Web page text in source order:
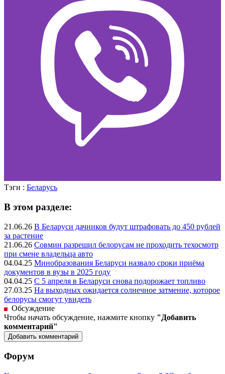
Тэги : Беларусь
В этом разделе:
21.06.26 В Беларуси дачников будут штрафовать до 450 рублей
за растение
21.06.26 Совмин разрешил белорусам не проходить техосмотр
при смене владельца авто
04.04.25 Минобразования Беларуси назвало сроки приёма
документов в вузы в 2025 году
04.04.25 С 5 апреля в Беларуси снова подорожает топливо
27.03.25 На выходных ожидается солнечное затмение, которое
белорусы смогут увидеть
Обсуждение
Чтобы начать обсуждение, нажмите кнопку "Добавить
комментарий"
Форум